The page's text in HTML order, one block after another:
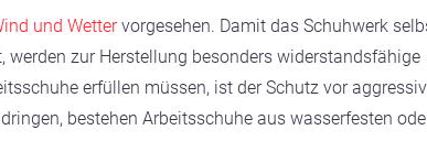
und Wettervorgesehen. Damit das Schuhwerk
zur Herstellung besonders widerstandsfähige
erfüllen müssen, ist der Schutz vor
bestehen Arbeitsschuhe aus wasserfesten